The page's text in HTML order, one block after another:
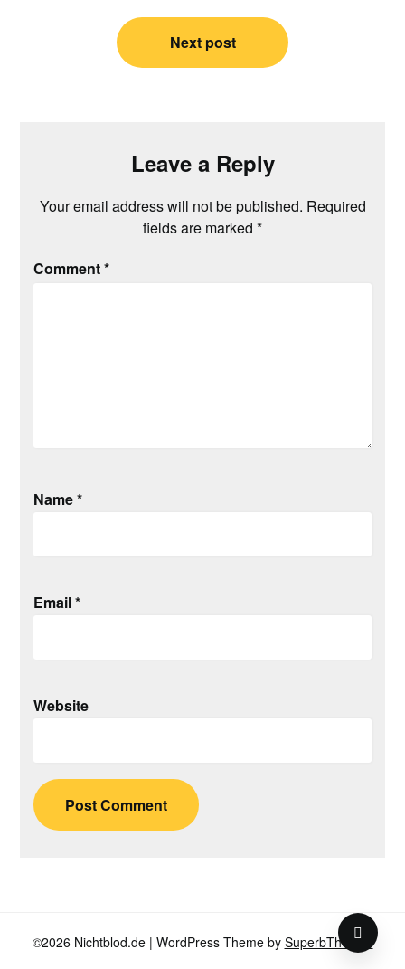
Next post
Leave a Reply
Your email address will not be published. Required
fields are marked *
Comment*
Name*
Email*
Website
©2026 Nichtblod.de | WordPress Theme by SuperbThemes